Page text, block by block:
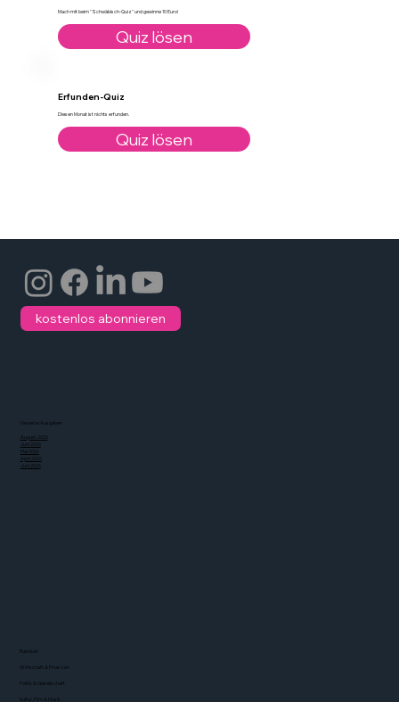
Mach mit beim "Schwäbisch-Quiz" und gewinne 10 Euro!
Quiz lösen
Erfunden-Quiz
Diesen Monat ist nichts erfunden.
Quiz lösen
kostenlos abonnieren
Neueste Ausgaben
August 2026
Juni 2026
Mai 2026
April 2026
Juni 2026
Rubriken
Wirtschaft & Finanzen
Politik & Gesellschaft
Kultur, Film & Musik